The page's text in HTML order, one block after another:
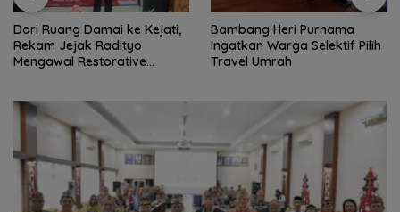
Dari Ruang Damai ke Kejati,
Rekam Jejak Radityo
Mengawal Restorative
Bambang Heri Purnama
Ingatkan Warga Selektif Pilih
Travel Umrah